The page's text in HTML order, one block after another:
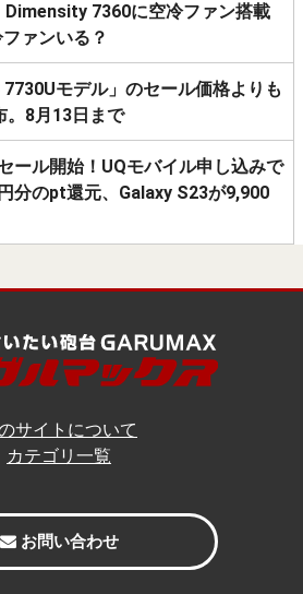
Dimensity 7360に空冷ファン搭載
ァンいる？
7730Uモデル」のセール価格よりも
。8月13日まで
ール開始！UQモバイル申し込みで
分のpt還元、Galaxy S23が9,900
サイトについて
カテゴリ一覧
お問い合わせ